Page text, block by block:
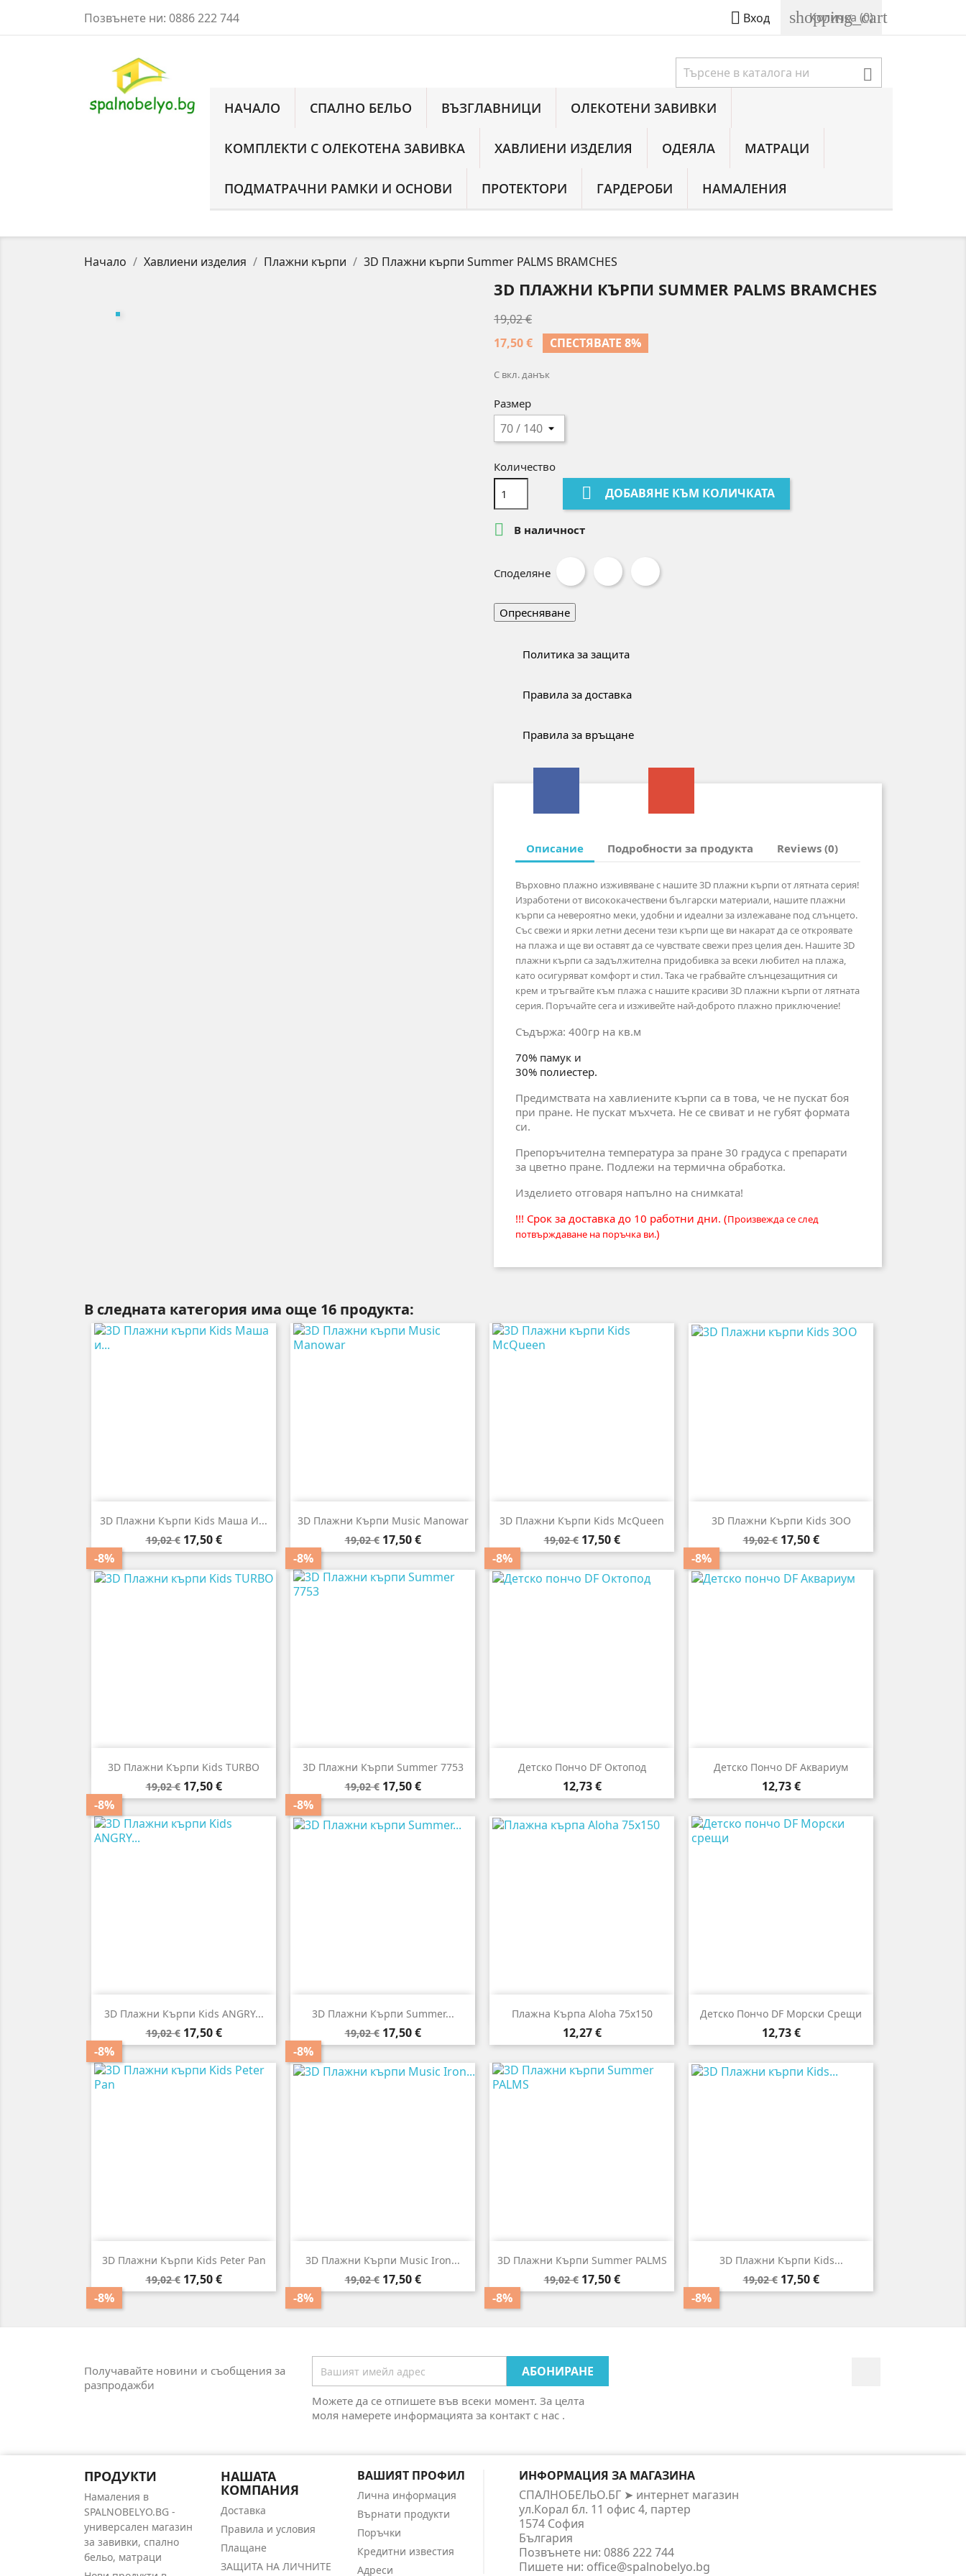
Позвънете ни: 0886 222 744  Вход shopping_cart
Количка (0)

НАЧАЛО СПАЛНО БЕЛЬО ВЪЗГЛАВНИЦИ ОЛЕКОТЕНИ ЗАВИВКИ
КОМПЛЕКТИ С ОЛЕКОТЕНА ЗАВИВКА ХАВЛИЕНИ ИЗДЕЛИЯ ОДЕЯЛА МАТРАЦИ
ПОДМАТРАЧНИ РАМКИ И ОСНОВИ ПРОТЕКТОРИ ГАРДЕРОБИ НАМАЛЕНИЯ
Начало Хавлиени изделия Плажни кърпи 3D Плажни кърпи Summer PALMS BRAMCHES
3D ПЛАЖНИ КЪРПИ SUMMER PALMS BRAMCHES
19,02 €
17,50 €
СПЕСТЯВАТЕ 8%
С вкл. данък
Размер
Количество
 ДОБАВЯНЕ КЪМ КОЛИЧКАТА
 В наличност
Споделяне
Политика за защита
Правила за доставка
Правила за връщане
Описание Подробности за продукта Reviews (0)
Върховно плажно изживяване с нашите 3D плажни кърпи от лятната серия!
Изработени от висококачествени български материали, нашите плажни
кърпи са невероятно меки, удобни и идеални за излежаване под слънцето.
Със свежи и ярки летни десени тези кърпи ще ви накарат да се откроявате
на плажа и ще ви оставят да се чувствате свежи през целия ден. Нашите 3D
плажни кърпи са задължителна придобивка за всеки любител на плажа,
като осигуряват комфорт и стил. Така че грабвайте слънцезащитния си
крем и тръгвайте към плажа с нашите красиви 3D плажни кърпи от лятната
серия. Поръчайте сега и изживейте най-доброто плажно приключение!
Съдържа: 400гр на кв.м
70% памук и
30% полиестер.
Предимствата на хавлиените кърпи са в това, че не пускат боя
при пране. Не пускат мъхчета. Не се свиват и не губят формата
си.
Препоръчителна температура за пране 30 градуса с препарати
за цветно пране. Подлежи на термична обработка.
Изделието отговаря напълно на снимката!
!!! Срок за доставка до 10 работни дни. (Произвежда се след
потвърждаване на поръчка ви.)
В следната категория има още 16 продукта:
3D Плажни Кърпи Kids Маша И...
Редовна
цена
19,02 €
-8%
Цена
17,50 €
 Бърз преглед 3D Плажни Кърпи Music Manowar
Редовна
цена
19,02 €
-8%
Цена
17,50 €
 Бърз преглед 3D Плажни Кърпи Kids McQueen
Редовна
цена
19,02 €
-8%
Цена
17,50 €
 Бърз преглед 3D Плажни Кърпи Kids ЗОО
Редовна
цена
19,02 €
-8%
Цена
17,50 €
 Бърз преглед
3D Плажни Кърпи Kids TURBO
Редовна
цена
19,02 €
-8%
Цена
17,50 €
 Бърз преглед 3D Плажни Кърпи Summer 7753
Редовна
цена
19,02 €
-8%
Цена
17,50 €
 Бърз преглед Детско Пончо DF Октопод
Цена
12,73 €
 Бърз преглед Детско Пончо DF Аквариум
Цена
12,73 €
 Бърз преглед
3D Плажни Кърпи Kids ANGRY...
Редовна
цена
19,02 €
-8%
Цена
17,50 €
 Бърз преглед 3D Плажни Кърпи Summer...
Редовна
цена
19,02 €
-8%
Цена
17,50 €
 Бърз преглед Плажна Кърпа Aloha 75x150
Цена
12,27 €
 Бърз преглед Детско Пончо DF Морски Срещи
Цена
12,73 €
 Бърз преглед
3D Плажни Кърпи Kids Peter Pan
Редовна
цена
19,02 €
-8%
Цена
17,50 €
 Бърз преглед 3D Плажни Кърпи Music Iron...
Редовна
цена
19,02 €
-8%
Цена
17,50 €
 Бърз преглед 3D Плажни Кърпи Summer PALMS
Редовна
цена
19,02 €
-8%
Цена
17,50 €
 Бърз преглед 3D Плажни Кърпи Kids...
Редовна
цена
19,02 €
-8%
Цена
17,50 €
 Бърз преглед
Получавайте новини и съобщения за
разпродажби
Можете да се отпишете във всеки момент. За целта
моля намерете информацията за контакт с нас .
ПРОДУКТИ
Намаления в
SPALNOBELYO.BG -
универсален магазин
за завивки, спално
бельо, матраци
НАШАТА
КОМПАНИЯ
Доставка
Правила и условия
Плащане
ЗАЩИТА НА ЛИЧНИТЕ
ВАШИЯТ ПРОФИЛ
Лична информация
Върнати продукти
Поръчки
Кредитни известия
Адреси
ИНФОРМАЦИЯ ЗА МАГАЗИНА
СПАЛНОБЕЛЬО.БГ ➤ интернет магазин
ул.Корал бл. 11 офис 4, партер
1574 София
България
Позвънете ни: 0886 222 744
Пишете ни: office@spalnobelyo.bg